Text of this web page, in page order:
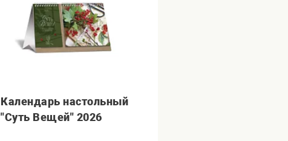
Календарь настольный
"Суть Вещей" 2026